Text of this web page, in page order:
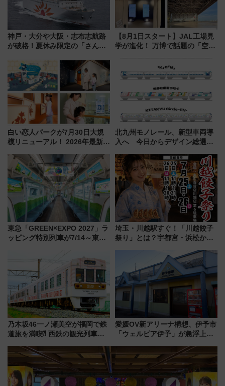
神戸・大分や大阪・志布志航路
が破格！夏休み限定の「さんふ
ート 夕朝食ビュッフェ付きで
快適な船旅はいかが？
【8月1日スタート】JAL工場見
学が進化！ 万博で話題の「空飛
限定の歴代制服仮想試着体験も
レポート
白い恋人パークが7月30日大規
模リニューアル！ 2026年最新の
と料金・アクセスを徹底解説
（札幌市）
北九州モノレール、新型車両導
入へ 今日からデザイン総選挙
東急「GREEN×EXPO 2027」ラ
ッピング特別列車が7/14～東
ー！ 注目の編成やデザインまと
埼玉・川越駅すぐ！「川越餃子
祭り」とは？宇都宮・浜松から
を食べ比べ【7月25日・26日開
乃木坂46一ノ瀬美空が福岡で鉄
道旅を満喫⁈ 西鉄の観光列車
CHIKUGO」で巡る福岡･太宰
府･柳川の旅！YouTubeが公開
に
愛媛OV新アリーナ構想、伊予市
「ウェルピア伊予」が急浮上！
で探る鉄道アクセスの未来